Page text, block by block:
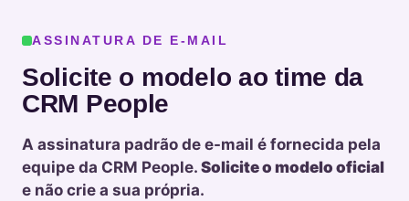
ASSINATURA DE E-MAIL
Solicite o modelo ao time da
CRM People
A assinatura padrão de e-mail é fornecida pela
equipe da CRM People. Solicite o modelo oficial
e não crie a sua própria.